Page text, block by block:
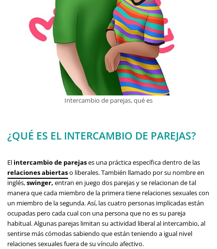
Intercambio de parejas, qué es
¿QUÉ ES EL INTERCAMBIO DE PAREJAS?
El intercambio de parejases una práctica específica dentro de las
relaciones abiertaso liberales. También llamado por su nombre en
inglés,swinger, entran en juego dos parejas y se relacionan de tal
manera que cada miembro de la primera tiene relaciones sexuales con
un miembro de la segunda. Así, las cuatro personas implicadas están
ocupadas pero cada cual con una persona que no es su pareja
habitual. Algunas parejas limitan su actividad liberal al intercambio, al
sentirse más cómodas sabiendo que están teniendo a igual nivel
relaciones sexuales fuera de su vínculo afectivo.